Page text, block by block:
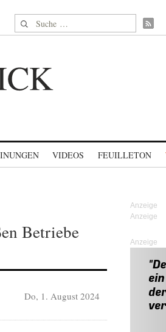
Suche nach:
VIDEOS FEUILLETON
Betriebe
Do, 1. August 2024
Anzeige